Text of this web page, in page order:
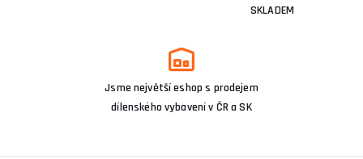
SKLADEM
Jsme největší eshop s prodejem
dílenského vybavení v ČR a SK